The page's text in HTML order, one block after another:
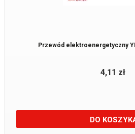
Przewód elektroenergetyczny
4,11 zł
DO